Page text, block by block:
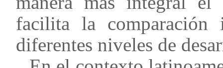
facilita la comparación
diferentes niveles de